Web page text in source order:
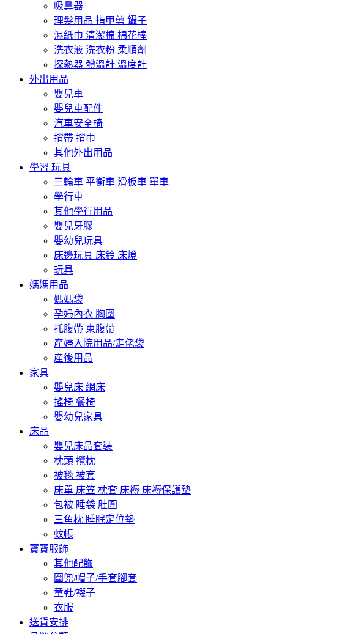
吸鼻器
理髮用品 指甲剪 鑷子
濕紙巾 清潔棉 棉花棒
洗衣液 洗衣粉 柔順劑
探熱器 體溫計 溫度計
外出用品
嬰兒車
嬰兒車配件
汽車安全椅
揹帶 揹巾
其他外出用品
學習 玩具
三輪車 平衡車 滑板車 單車
學行車
其他學行用品
嬰兒牙膠
嬰幼兒玩具
床邊玩具 床鈴 床燈
玩具
媽媽用品
媽媽袋
孕婦內衣 胸圍
托腹帶 束腹帶
產婦入院用品/走佬袋
産後用品
家具
嬰兒床 網床
搖椅 餐椅
嬰幼兒家具
床品
嬰兒床品套裝
枕頭 攬枕
被毯 被套
床單 床笠 枕套 床褥 床褥保護墊
包被 睡袋 肚圍
三角枕 睡眠定位墊
蚊帳
寶寶服飾
其他配飾
圍兜/帽子/手套腳套
童鞋/襪子
衣服
送貨安排